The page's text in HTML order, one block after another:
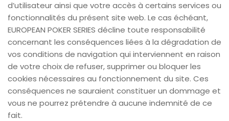
d’utilisateur ainsi que votre accès à certains services ou
fonctionnalités du présent site web. Le cas échéant,
EUROPEAN POKER SERIES décline toute responsabilité
concernant les conséquences liées à la dégradation de
vos conditions de navigation qui interviennent en raison
de votre choix de refuser, supprimer ou bloquer les
cookies nécessaires au fonctionnement du site. Ces
conséquences ne sauraient constituer un dommage et
vous ne pourrez prétendre à aucune indemnité de ce
fait.